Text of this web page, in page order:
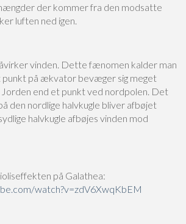
der kommer fra den modsatte
luften ned igen.
vinden. Dette fænomen kalder man
punkt på ækvator bevæger sig meget
end et punkt ved nordpolen. Det
den nordlige halvkugle bliver afbøjet
halvkugle afbøjes vinden mod
på Galathea:
watch?v=zdV6XwqKbEM